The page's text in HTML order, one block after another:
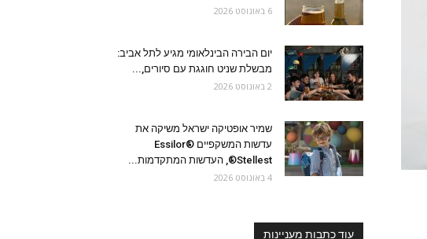
6 באוגוסט 2026
יום הבירה הבינלאומי מגיע לתל אביב:
מבשלת שניט חוגגת עם סיורים,...
2 באוגוסט 2026
שמיר אופטיקה ישראל משיקה את
עדשות המשקפיים Essilor®
Stellest®, העדשות המתקדמות...
4 באוגוסט 2026
עוד כתבות מעניינות